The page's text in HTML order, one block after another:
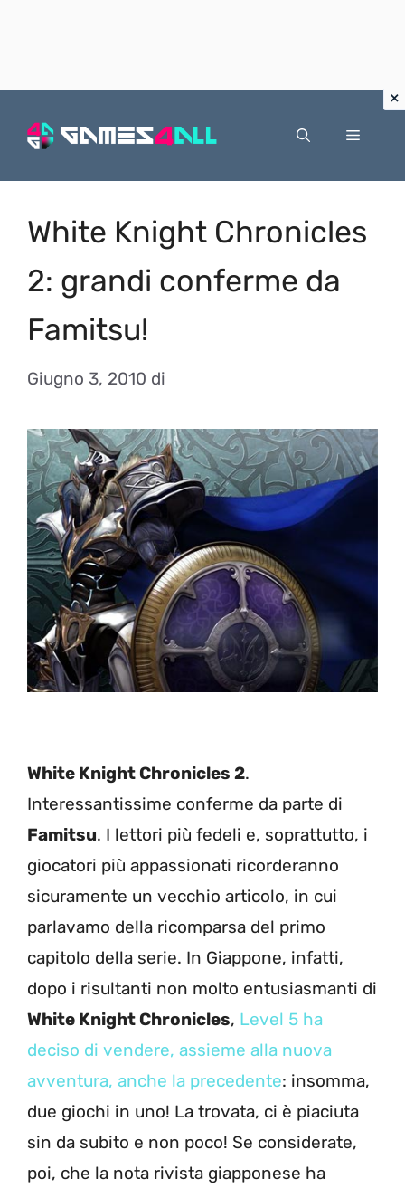
Menu
White Knight Chronicles
2: grandi conferme da
Famitsu!
Giugno 3, 2010 di
White Knight Chronicles 2.
Interessantissime conferme da parte di
Famitsu. I lettori più fedeli e, soprattutto, i
giocatori più appassionati ricorderanno
sicuramente un vecchio articolo, in cui
parlavamo della ricomparsa del primo
capitolo della serie. In Giappone, infatti,
dopo i risultanti non molto entusiasmanti di
White Knight Chronicles, Level 5 ha
deciso di vendere, assieme alla nuova
avventura, anche la precedente: insomma,
due giochi in uno! La trovata, ci è piaciuta
sin da subito e non poco! Se considerate,
poi, che la nota rivista giapponese ha